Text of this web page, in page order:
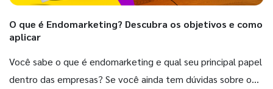
O que é Endomarketing? Descubra os objetivos e como
aplicar
Você sabe o que é endomarketing e qual seu principal papel
dentro das empresas? Se você ainda tem dúvidas sobre o